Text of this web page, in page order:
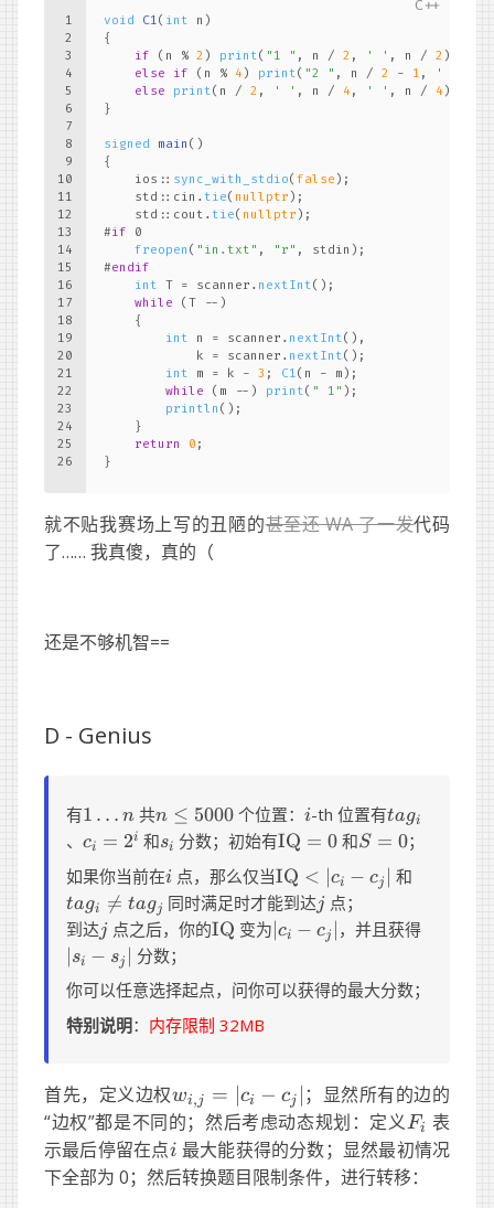
1
2
3
4
5
6
7
8
9
10
11
12
13
14
15
16
17
18
19
20
21
22
23
24
25
26
void C1( int n)
{
if (n % 2 ) print( "1 " , n / 2 , ' ' , n / 2 );
else if (n % 4 ) print( "2 " , n / 2 - 1 , ' '
else print(n / 2 , ' ' , n / 4 , ' ' , n / 4 );
}
signed main ()
{
    ios::
sync_with_stdio( false );
    std::cin.
tie( nullptr );
    std::cout.
tie( nullptr );
#if 0
freopen ( "in.txt" , "r" , stdin);
#endif
int T = scanner. nextInt();
while (T --)
    {
int n = scanner. nextInt(),
            k = scanner.
nextInt();
int m = k - 3 ; C1(n - m);
while (m --) print( " 1" );
println ();
    }
return
0 ;
}
就不贴我赛场上写的丑陋的甚至还 WA 了一发代码
了…… 我真傻，真的（
还是不够机智==
D - Genius
有1
\dots
1 … n 共n
\leq
n ≤ 5000 个位置：i
i-th 位置有tag_i
tagi
、 c_i
2^i
ci = 2i 和s_i
si 分数；初始有\mathrm{IQ}
= 0
IQ = 0 和S
0
S = 0；
如果你当前在i
i 点，那么仅当\mathrm{IQ}
< |c_i - c_j|
IQ < ∣ci − cj 和
tag_j
tagi 
= tagj 同时满足时才能到达j
j 点；
到达jj 点之后，你的\mathrm{IQ}
IQ 变为|c_i
∣ci − cj ，并且获得
si − sj
分数；
你可以任意选择起点，问你可以获得的最大分数；
特别说明： 内存限制 32MB
首先，定义边权w_{i,
j} =
|c_i -
c_j|
wi,j = ci − cj
；显然所有的边的
“边权”都是不同的；然后考虑动态规划：定义F_i
Fi 表
示最后停留在点i
i 最大能获得的分数；显然最初情况
下全部为 0；然后转换题目限制条件，进行转移：